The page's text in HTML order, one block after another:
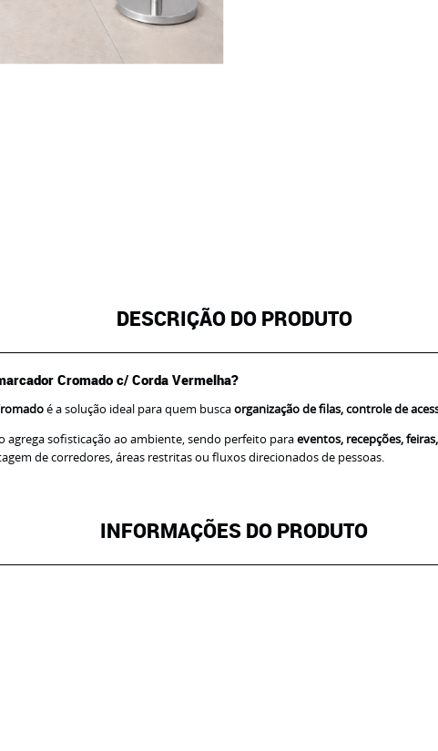
DESCRIÇÃO DO PRODUTO
Cromado c/ Corda Vermelha?
é a solução ideal para quem buscaorganização de filas, controle de
agrega sofisticação ao ambiente, sendo perfeito paraeventos, recepções,
de corredores, áreas restritas ou fluxos direcionados de pessoas.
INFORMAÇÕES DO PRODUTO